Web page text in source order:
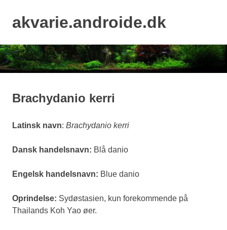
contentakvarie.androide.dk
Brachydanio kerri
Latinsk navn: Brachydanio kerri
Dansk handelsnavn: Blå danio
Engelsk handelsnavn: Blue danio
Oprindelse: Sydøstasien, kun forekommende på
Thailands Koh Yao øer.